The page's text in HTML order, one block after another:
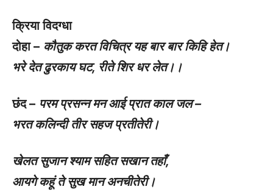
क्रिया विदग्धा
दोहा – कौतुक करत विचित्र यह बार बार किहि हेत।
भरे देत ढुरकाय घट, रीते शिर धर लेत।।
छंद – परम प्रसन्न मन आई प्रात काल जल –
भरत कलिन्दी तीर सहज प्रतीतेरी।
खेलत सुजान श्याम सहित सखान तहाँ,
आयगे कहूं ते सुख मान अनचीतेरी।